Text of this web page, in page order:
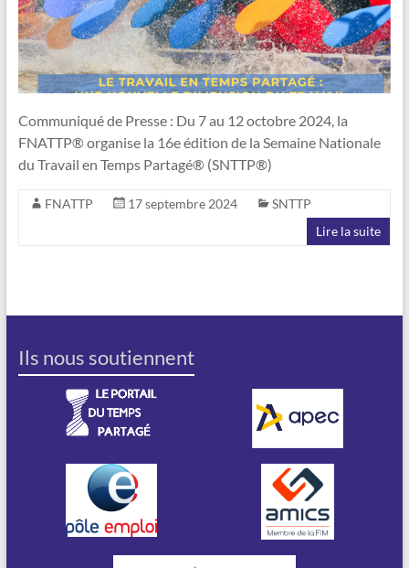
Communiqué de Presse : Du 7 au 12 octobre 2024, la
FNATTP® organise la 16e édition de la Semaine Nationale
du Travail en Temps Partagé® (SNTTP®)
FNATTP 17 septembre 2024
SNTTP
Lire la suite
Ils nous soutiennent